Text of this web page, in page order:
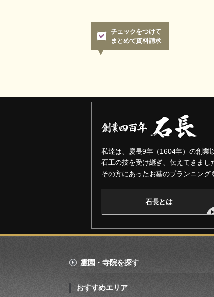
チェックをつけて
まとめて資料請求
私達は、慶長9年（1604年）の創業
石工の技を受け継ぎ、伝えてきまし
その方にあったお墓のプランニング
石長とは
霊園・寺院を探す
おすすめエリア